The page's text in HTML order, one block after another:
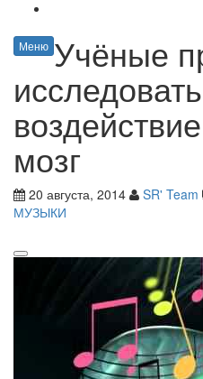
Меню Учёные
исследовать
мозг
20 августа, 2014 SR' Team
МУЗЫКИ